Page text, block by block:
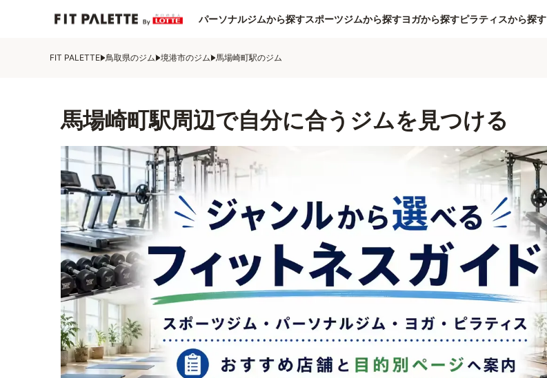
パーソナルジムから探すスポーツジムから探すヨガから探すピラティスから探す
FIT PALETTE 鳥取県のジム 境港市のジム 馬場崎町駅のジム
馬場崎町駅周辺で自分に合うジムを見つける